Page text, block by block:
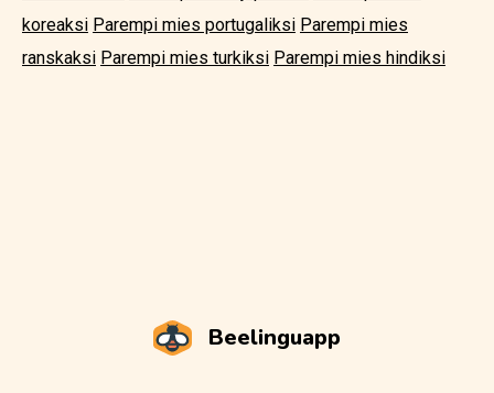
koreaksi Parempi mies portugaliksi Parempi mies
ranskaksi Parempi mies turkiksi Parempi mies hindiksi
Beelinguapp